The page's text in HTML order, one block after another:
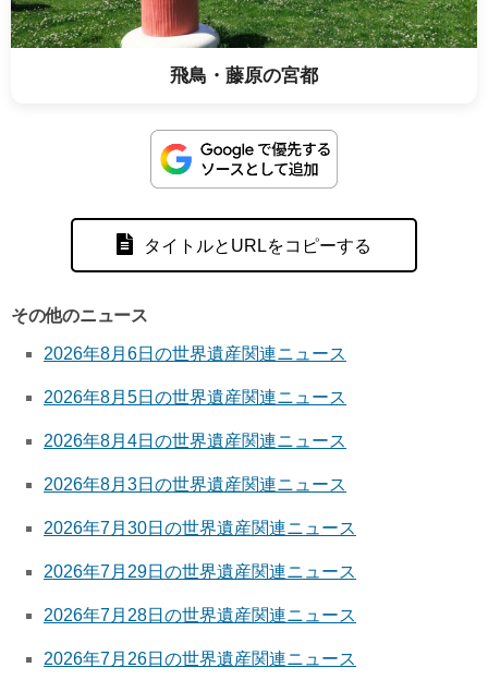
飛鳥・藤原の宮都
タイトルとURLをコピーする
その他のニュース
2026年8月6日の世界遺産関連ニュース
2026年8月5日の世界遺産関連ニュース
2026年8月4日の世界遺産関連ニュース
2026年8月3日の世界遺産関連ニュース
2026年7月30日の世界遺産関連ニュース
2026年7月29日の世界遺産関連ニュース
2026年7月28日の世界遺産関連ニュース
2026年7月26日の世界遺産関連ニュース